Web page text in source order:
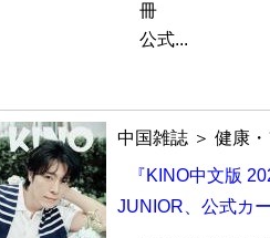
冊
公式...
中国雑誌 ＞ 健康
『KINO中文版
JUNIOR、公式カ